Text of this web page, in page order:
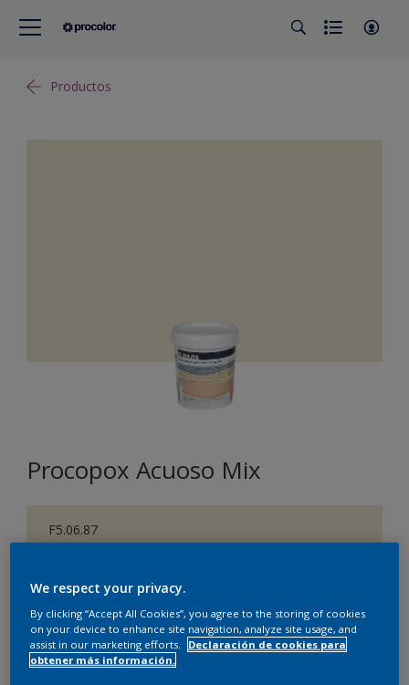
Productos
Procopox Acuoso Mix
F5.06.87
Tamaño
5 litros
We respect your privacy.
By clicking “Accept All Cookies”, you agree to the storing of cookies
on your device to enhance site navigation, analyze site usage, and
assist in our marketing efforts.
Declaración de cookies para
obtener más información.